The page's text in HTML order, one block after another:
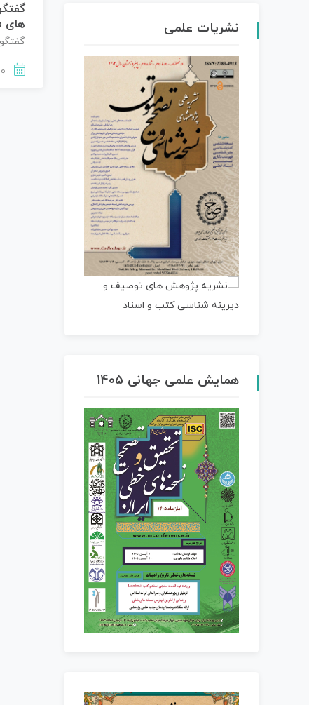
های
نشریات علمی
همایش علمی جهانی 1405